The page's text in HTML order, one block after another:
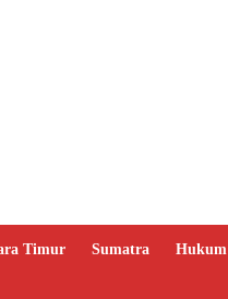
Timur Sumatra Hukum